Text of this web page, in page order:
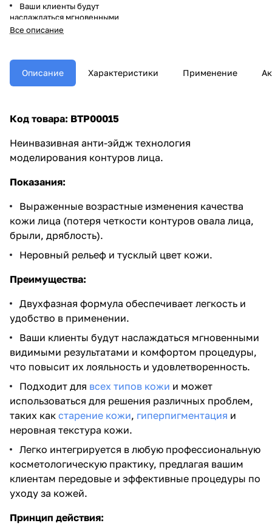
Ваши клиенты будут
наслаждаться мгновенными
видимыми результатами и
удовлетворенность.
Подходит для
всех типов
кожии может использоваться
кожи ,гиперпигментацияи
Легко интегрируется в любую
профессиональную
предлагая вашим клиентам
процедуры по уходу за кожей.
Все описание
Описание Характеристики Применение
Код товара: BTP00015
Неинвазивная анти-эйдж технология
моделирования контуров лица.
Показания:
Выраженные возрастные изменения качества
кожи лица (потеря четкости контуров овала лица,
брыли, дряблость).
Неровный рельеф и тусклый цвет кожи.
Преимущества:
Двухфазная формула обеспечивает легкость и
удобство в применении.
Ваши клиенты будут наслаждаться мгновенными
видимыми результатами и комфортом процедуры,
что повысит их лояльность и удовлетворенность.
Подходит для всех типов кожи и может
использоваться для решения различных проблем,
таких как старение кожи, гиперпигментация и
неровная текстура кожи.
Легко интегрируется в любую профессиональную
косметологическую практику, предлагая вашим
клиентам передовые и эффективные процедуры по
уходу за кожей.
Принцип действия: